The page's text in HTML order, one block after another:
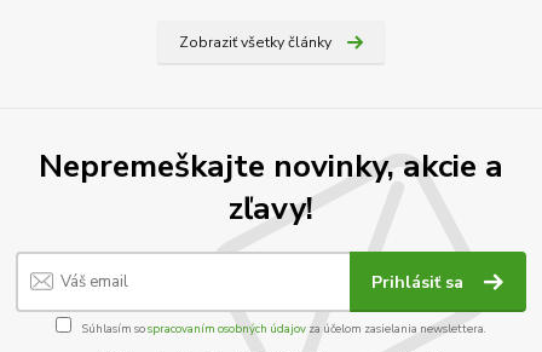
Zobraziť všetky články
Nepremeškajte novinky, akcie a
zľavy!
Prihlásiť sa
Súhlasím sospracovaním osobných údajov za účelom zasielania newslettera.